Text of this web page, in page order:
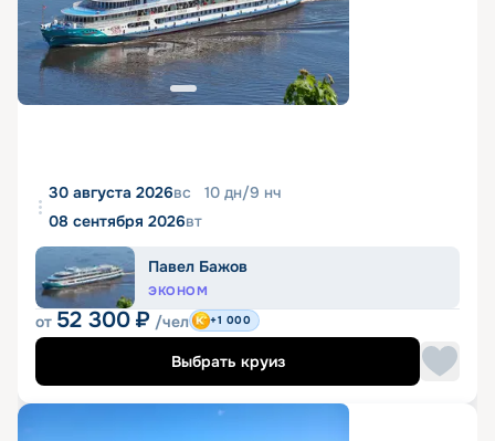
30 августа 2026вс 10 дн/9 нч
08 сентября 2026вт
Павел Бажов
ЭКОНОМ
от 52 300 ₽ /чел +1 000
Выбрать круиз